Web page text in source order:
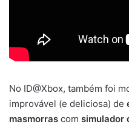
No ID@Xbox, também foi
improvável (e deliciosa) de
masmorras com simulador